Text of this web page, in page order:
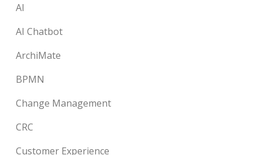
AI
AI Chatbot
ArchiMate
BPMN
Change Management
CRC
Customer Experience